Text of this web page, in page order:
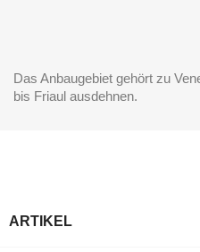
Das Anbaugebiet gehört zu
bis Friaul ausdehnen.
ARTIKEL